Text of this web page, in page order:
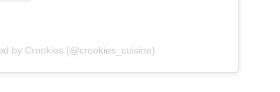
by Crookies (@crookies_cuisine)